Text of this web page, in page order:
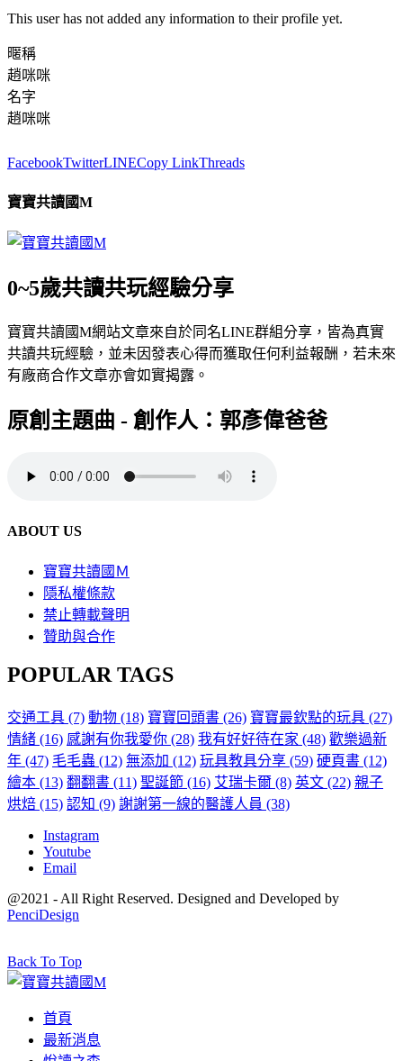
This user has not added any information to their profile yet.
暱稱
趙咪咪
名字
趙咪咪
FacebookTwitterLINECopy LinkThreads
寶寶共讀國M
0~5歲共讀共玩經驗分享
寶寶共讀國M網站文章來自於同名LINE群組分享，皆為真實
共讀共玩經驗，並未因發表心得而獲取任何利益報酬，若未來
有廠商合作文章亦會如實揭露。
原創主題曲 - 創作人：郭彥偉爸爸
ABOUT US
寶寶共讀國Ｍ
隱私權條款
禁止轉載聲明
贊助與合作
POPULAR TAGS
交通工具 (7) 動物 (18) 寶寶回頭書 (26) 寶寶最欽點的玩具 (27)
情緒 (16) 感謝有你我愛你 (28) 我有好好待在家 (48) 歡樂過新
年 (47) 毛毛蟲 (12) 無添加 (12) 玩具教具分享 (59) 硬頁書 (12)
繪本 (13) 翻翻書 (11) 聖誕節 (16) 艾瑞卡爾 (8) 英文 (22) 親子
烘焙 (15) 認知 (9) 謝謝第一線的醫護人員 (38)
Instagram
Youtube
Email
@2021 - All Right Reserved. Designed and Developed by
PenciDesign
Back To Top
首頁
最新消息